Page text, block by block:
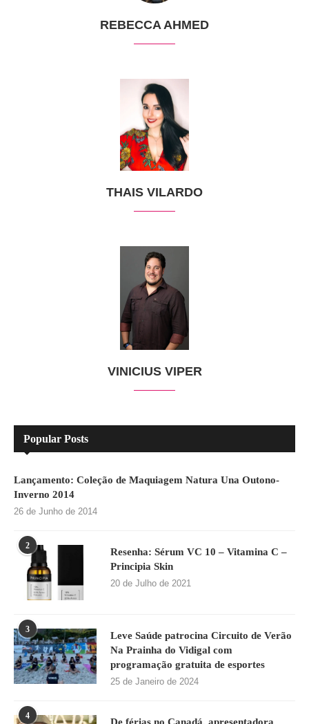
REBECCA AHMED
THAIS VILARDO
VINICIUS VIPER
Popular Posts
Lançamento: Coleção de Maquiagem Natura Una Outono-
Inverno 2014
26 de Junho de 2014
2
Resenha: Sérum VC 10 – Vitamina C –
Principia Skin
20 de Julho de 2021
3
Leve Saúde patrocina Circuito de Verão
Na Prainha do Vidigal com
programação gratuita de esportes
25 de Janeiro de 2024
4